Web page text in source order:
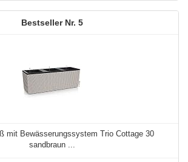
5
mit Bewässerungssystem Trio Cottage 30
sandbraun ...